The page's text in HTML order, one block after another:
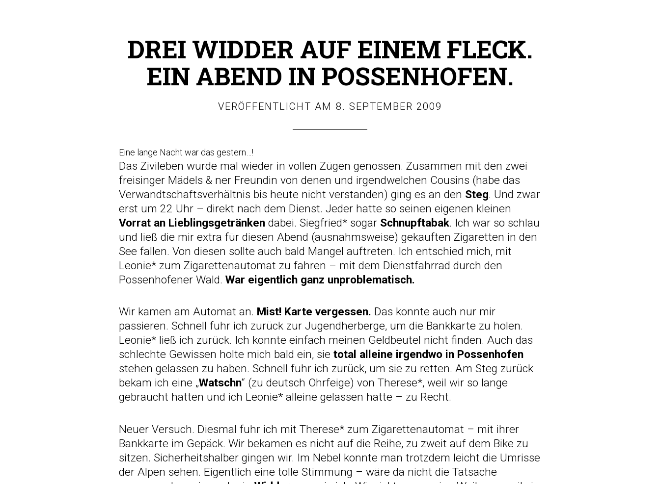
DREI WIDDER AUF EINEM FLECK.
EIN ABEND IN POSSENHOFEN.
VERÖFFENTLICHT AM 8. SEPTEMBER 2009
Eine lange Nacht war das gestern…!
Das Zivileben wurde mal wieder in vollen Zügen genossen. Zusammen mit den zwei
freisinger Mädels & ner Freundin von denen und irgendwelchen Cousins (habe das
Verwandtschaftsverhältnis bis heute nicht verstanden) ging es an den Steg. Und zwar
erst um 22 Uhr – direkt nach dem Dienst. Jeder hatte so seinen eigenen kleinen
Vorrat an Lieblingsgetränken dabei. Siegfried* sogar Schnupftabak. Ich war so schlau
und ließ die mir extra für diesen Abend (ausnahmsweise) gekauften Zigaretten in den
See fallen. Von diesen sollte auch bald Mangel auftreten. Ich entschied mich, mit
Leonie* zum Zigarettenautomat zu fahren – mit dem Dienstfahrrad durch den
Possenhofener Wald. War eigentlich ganz unproblematisch.
Wir kamen am Automat an. Mist! Karte vergessen. Das konnte auch nur mir
passieren. Schnell fuhr ich zurück zur Jugendherberge, um die Bankkarte zu holen.
Leonie* ließ ich zurück. Ich konnte einfach meinen Geldbeutel nicht finden. Auch das
schlechte Gewissen holte mich bald ein, sie total alleine irgendwo in Possenhofen
stehen gelassen zu haben. Schnell fuhr ich zurück, um sie zu retten. Am Steg zurück
bekam ich eine „Watschn“ (zu deutsch Ohrfeige) von Therese*, weil wir so lange
gebraucht hatten und ich Leonie* alleine gelassen hatte – zu Recht.
Neuer Versuch. Diesmal fuhr ich mit Therese* zum Zigarettenautomat – mit ihrer
Bankkarte im Gepäck. Wir bekamen es nicht auf die Reihe, zu zweit auf dem Bike zu
sitzen. Sicherheitshalber gingen wir. Im Nebel konnte man trotzdem leicht die Umrisse
der Alpen sehen. Eigentlich eine tolle Stimmung – wäre da nicht die Tatsache